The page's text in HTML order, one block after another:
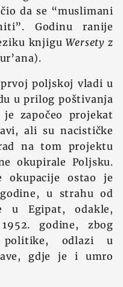
da se “muslimani
Godinu ranije
knjiguWersety z
poljskoj vladi u
u prilog poštivanja
započeo projekat
ali su nacističke
na tom projektu
okupirale Poljsku.
okupacije ostao je
u strahu od
u Egipat, odakle,
godine, zbog
politike, odlazi u
gdje je i umro